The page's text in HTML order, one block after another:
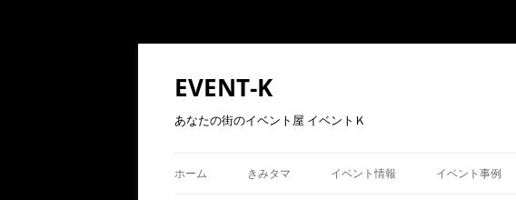
コ
ン
ツ
へ
ス
EVENT-K
あなたの街のイベント屋 イベントＫ
ホーム きみタマ イベント情報 イベント事例